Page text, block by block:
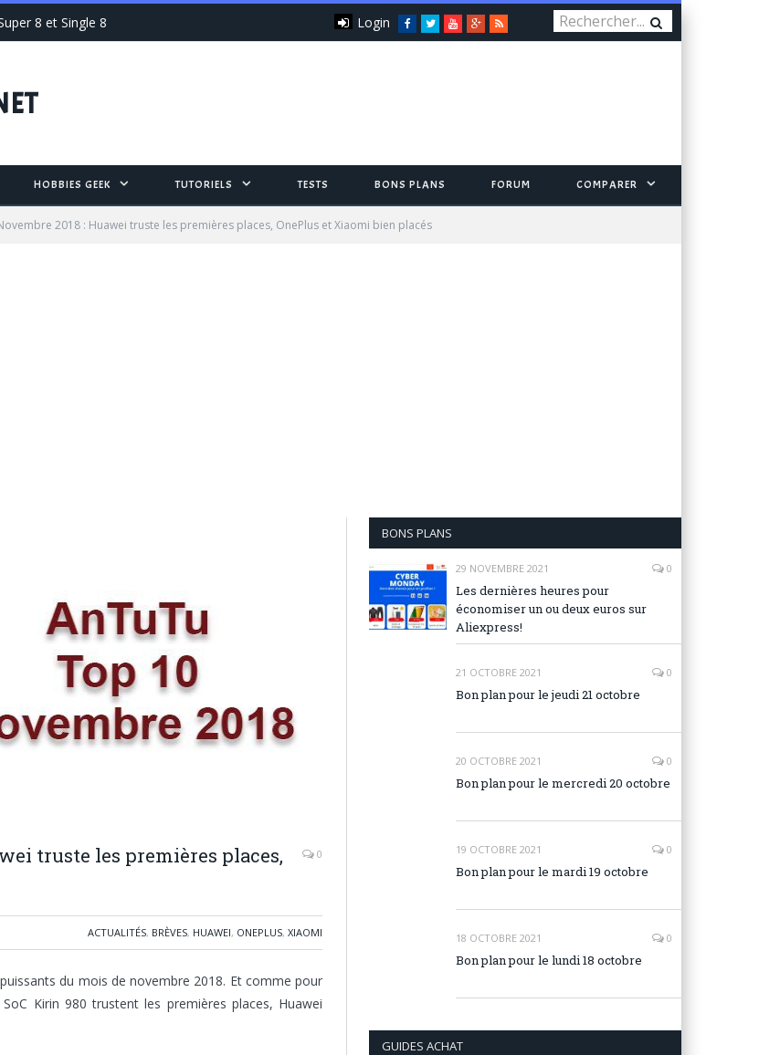
8 et Single 8 Facebook
TwitterYou
Tube
Google+
RSS
Login
HOBBIES GEEK TUTORIELS TESTS BONS PLANS FORUM COMPARER
2018 : Huawei truste les premières places, OnePlus et Xiaomi bien placés
truste les premières places,
0
ACTUALITÉS, BRÈVES, HUAWEI, ONEPLUS,XIAOMI
du mois de novembre 2018. Et comme pour
Kirin 980 trustent les premières places, Huawei
BONS PLANS
29 NOVEMBRE 2021 0
Les dernières heures pour
économiser un ou deux euros sur
Aliexpress!
21 OCTOBRE 2021 0
Bon plan pour le jeudi 21 octobre
20 OCTOBRE 2021 0
Bon plan pour le mercredi 20 octobre
19 OCTOBRE 2021 0
Bon plan pour le mardi 19 octobre
18 OCTOBRE 2021 0
Bon plan pour le lundi 18 octobre
GUIDES ACHAT